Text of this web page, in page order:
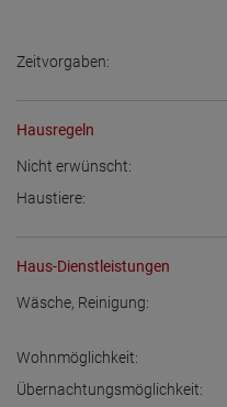
Zeitvorgaben:
Hausregeln
Nicht erwünscht:
Haustiere:
Haus-Dienstleistungen
Wäsche, Reinigung:
Wohnmöglichkeit:
Übernachtungsmöglichkeit: